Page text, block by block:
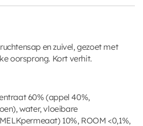
en zuivel, gezoet met
oorsprong. Kort verhit.
60% (appel 40%,
water, vloeibare
10%, ROOM <0,1%,